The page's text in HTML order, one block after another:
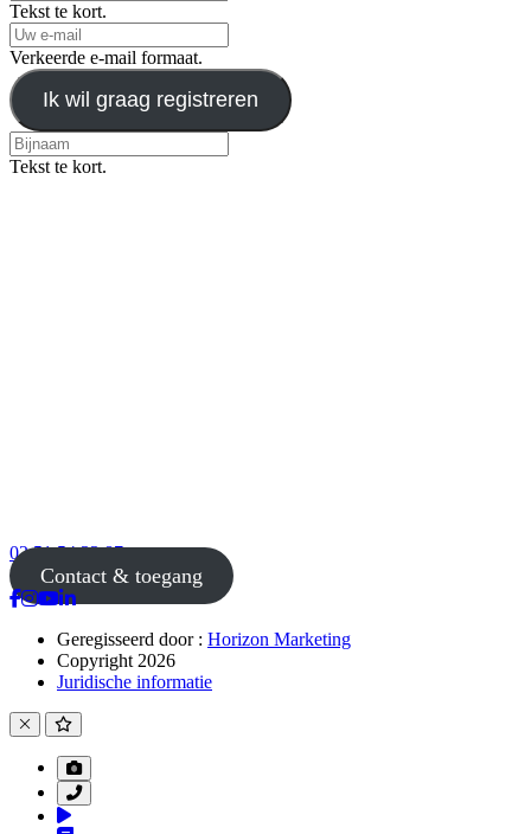
Tekst te kort.
Verkeerde e-mail formaat.
Ik wil graag registreren
Tekst te kort.
02 51 54 33 87
Contact & toegang
Geregisseerd door : Horizon Marketing
Copyright 2026
Juridische informatie